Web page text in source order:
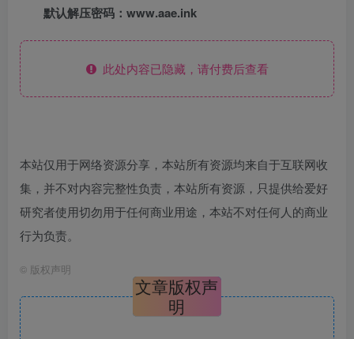
默认解压密码：www.aae.ink
此处内容已隐藏，请付费后查看
本站仅用于网络资源分享，本站所有资源均来自于互联网收
集，并不对内容完整性负责，本站所有资源，只提供给爱好
研究者使用切勿用于任何商业用途，本站不对任何人的商业
行为负责。
© 版权声明
文章版权声
明